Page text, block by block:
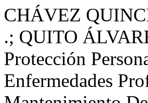
CHÁVEZ
.; QUITO
Protección
Enfermedades